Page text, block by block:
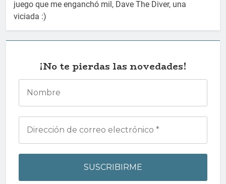
juego que me enganchó mil, Dave The Diver, una
viciada :)
¡No te pierdas las novedades!